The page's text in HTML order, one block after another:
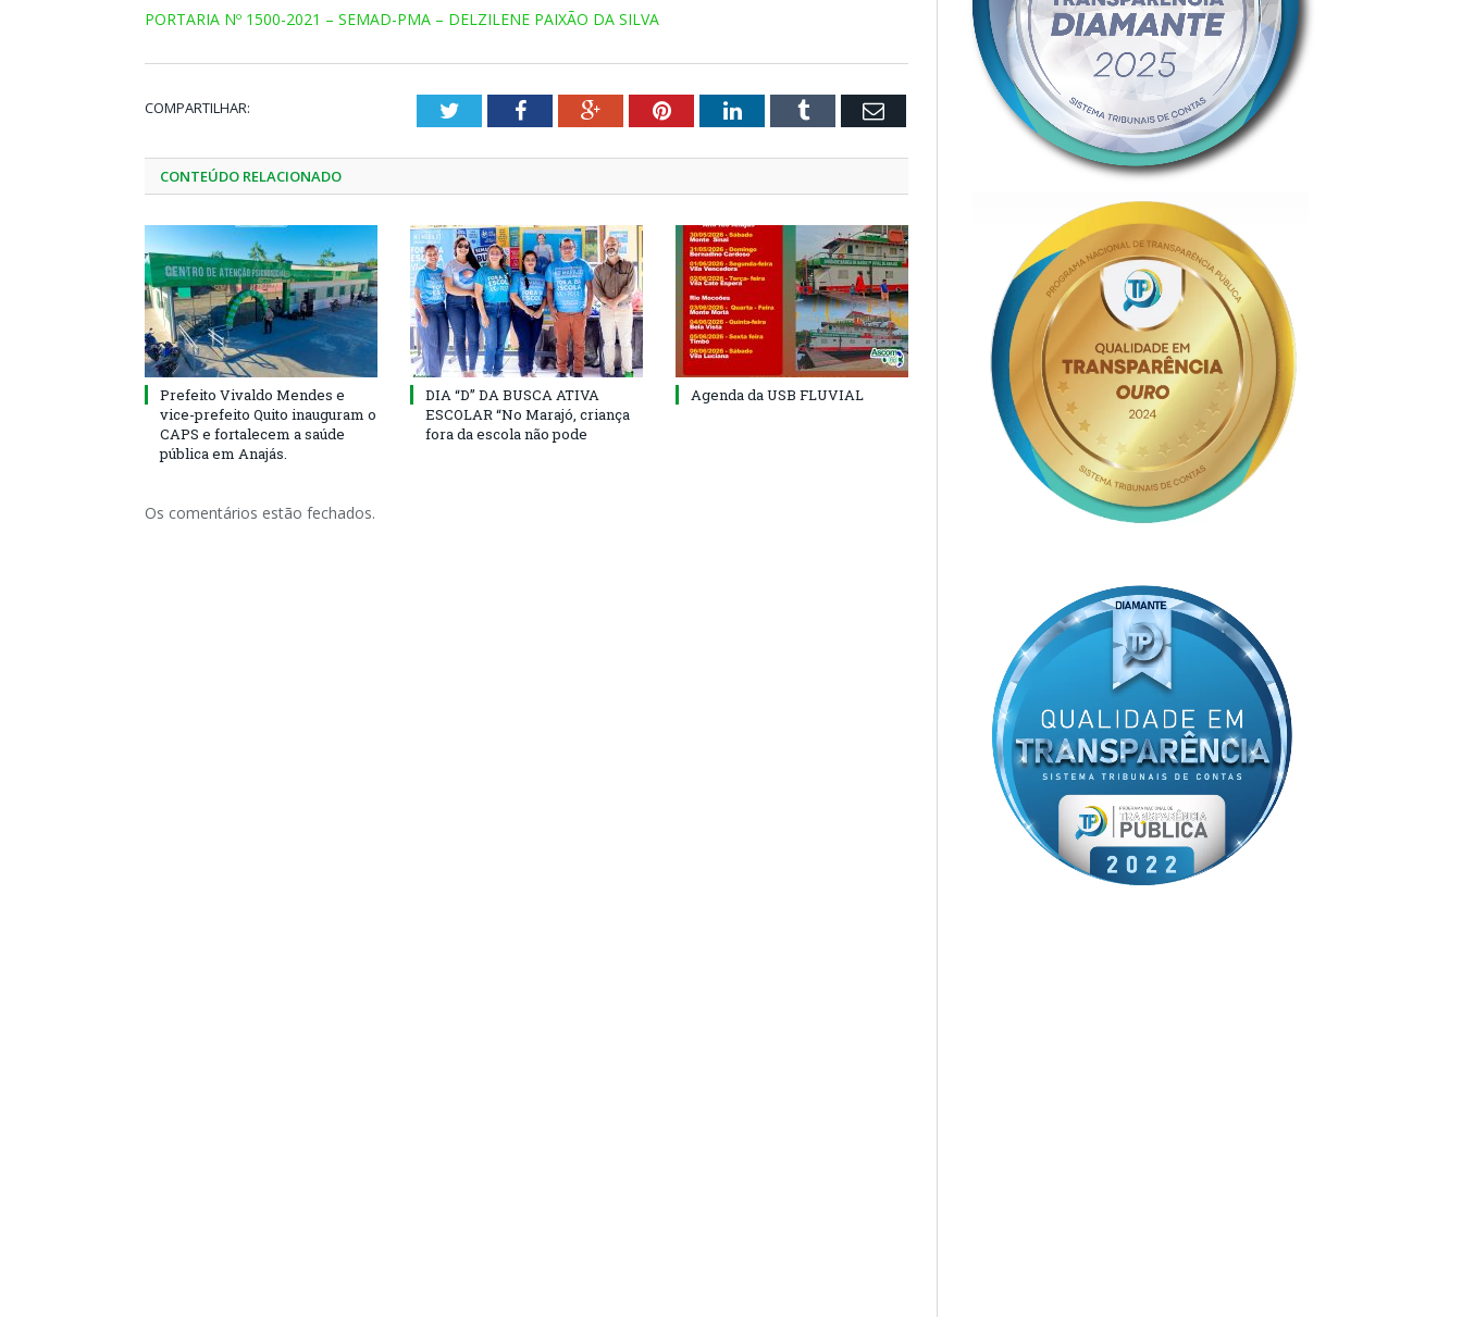
PORTARIA Nº 1500-2021 – SEMAD-PMA – DELZILENE PAIXÃO DA SILVA
COMPARTILHAR: TwitterFacebookGoogle+PinterestLinkedInTumblr Email
CONTEÚDO RELACIONADO
Prefeito Vivaldo Mendes e
vice-prefeito Quito inauguram o
CAPS e fortalecem a saúde
pública em Anajás.
DIA “D” DA BUSCA ATIVA
ESCOLAR “No Marajó, criança
fora da escola não pode
Agenda da USB FLUVIAL
Os comentários estão fechados.